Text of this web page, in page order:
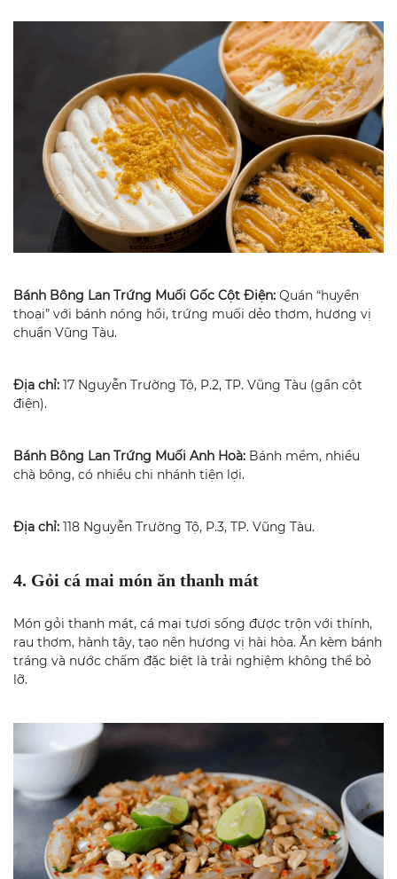
Bánh Bông Lan Trứng Muối Gốc Cột Điện: Quán “huyền
thoại” với bánh nóng hổi, trứng muối dẻo thơm, hương vị
chuẩn Vũng Tàu.
Địa chỉ: 17 Nguyễn Trường Tộ, P.2, TP. Vũng Tàu (gần cột
điện).
Bánh Bông Lan Trứng Muối Anh Hoà: Bánh mềm, nhiều
chà bông, có nhiều chi nhánh tiện lợi.
Địa chỉ: 118 Nguyễn Trường Tộ, P.3, TP. Vũng Tàu.
4. Gỏi cá mai món ăn thanh mát
Món gỏi thanh mát, cá mai tươi sống được trộn với thính,
rau thơm, hành tây, tạo nên hương vị hài hòa. Ăn kèm bánh
tráng và nước chấm đặc biệt là trải nghiệm không thể bỏ
lỡ.